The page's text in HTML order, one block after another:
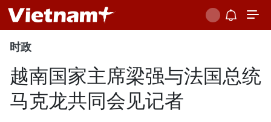
时政
越南国家主席梁强与法国总统
马克龙共同会见记者